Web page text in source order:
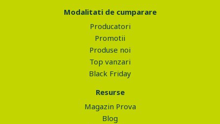
Modalitati de cumparare
Producatori
Promotii
Produse noi
Top vanzari
Black Friday
Resurse
Magazin Prova
Blog